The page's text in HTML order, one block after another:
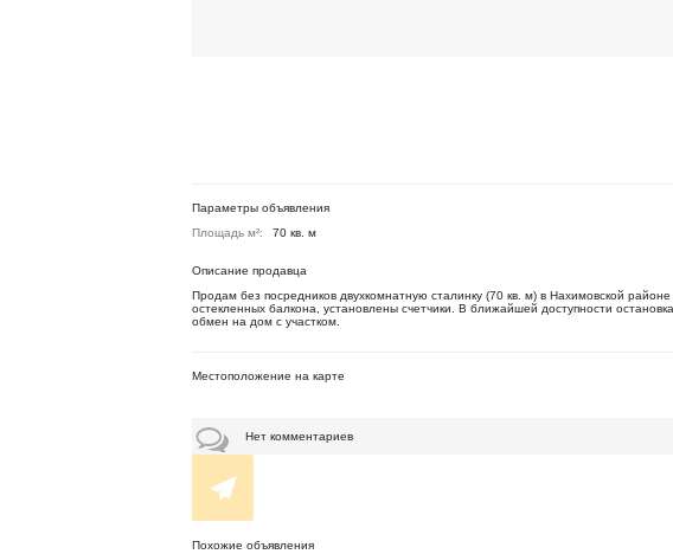
Параметры объявления
Площадь м²:
70 кв. м
Описание продавца
Продам без посредников двухкомнатную сталинку (70 кв. м) в Нахимовской
остекленных балкона, установлены счетчики. В ближайшей доступности
обмен на дом с участком.
Местоположение на карте
Нет комментариев
Похожие объявления